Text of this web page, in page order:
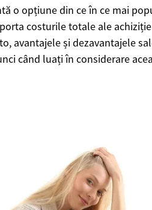
o opțiune din ce în ce mai
costurile totale ale
avantajele și dezavantajele
când luați în considerare